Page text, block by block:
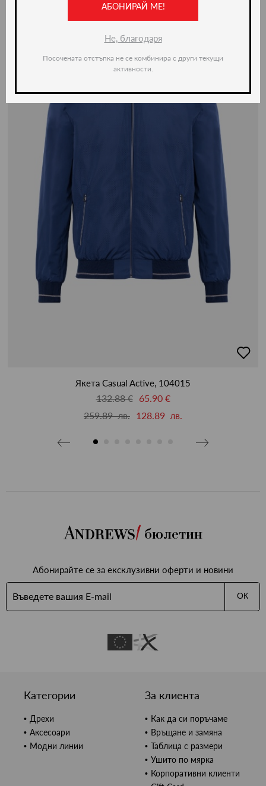
в
Якета Casual Active, 104015
132.88 €
65.90 €
259.89 лв. 128.89 лв.
бюлетин
Абонирайте се за ексклузивни оферти и новини
ОК
Категории
Дрехи
Аксесоари
Модни линии
За клиента
Как да си поръчаме
Връщане и замяна
Таблица с размери
Ушито по мярка
Корпоративни клиенти
АБОНИРАЙ МЕ!
Не, благодаря
Посочената отстъпка не се комбинира с други текущи
активности.